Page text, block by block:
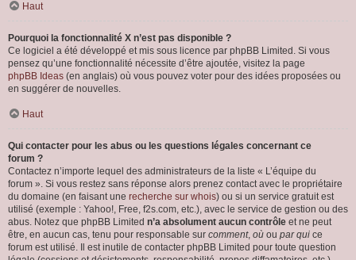
Haut
Pourquoi la fonctionnalité X n’est pas disponible ?
Ce logiciel a été développé et mis sous licence par phpBB Limited. Si vous
pensez qu’une fonctionnalité nécessite d’être ajoutée, visitez la page
phpBB Ideas (en anglais) où vous pouvez voter pour des idées proposées ou
en suggérer de nouvelles.
Haut
Qui contacter pour les abus ou les questions légales concernant ce
forum ?
Contactez n’importe lequel des administrateurs de la liste « L’équipe du
forum ». Si vous restez sans réponse alors prenez contact avec le propriétaire
du domaine (en faisant une recherche sur whois) ou si un service gratuit est
utilisé (exemple : Yahoo!, Free, f2s.com, etc.), avec le service de gestion ou des
abus. Notez que phpBB Limited n’a absolument aucun contrôle et ne peut
être, en aucun cas, tenu pour responsable sur comment, où ou par qui ce
forum est utilisé. Il est inutile de contacter phpBB Limited pour toute question